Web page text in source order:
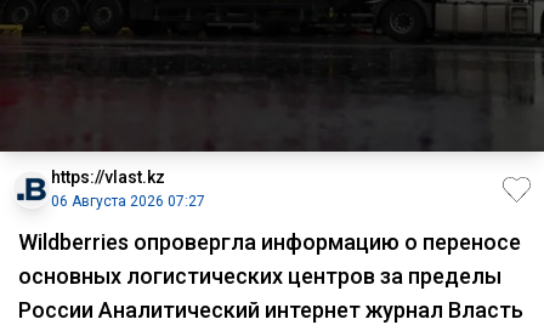
https://vlast.kz
06 Августа 2026 07:27
Wildberries опровергла информацию о переносе
основных логистических центров за пределы
России Аналитический интернет журнал Власть